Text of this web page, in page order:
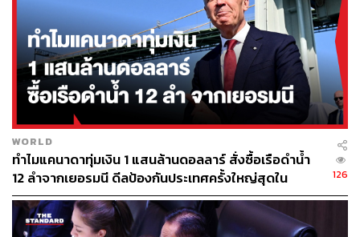
ABOUT THE AUTHOR
THE STANDARD TEAM
กองบรรณาธิการ THE STANDARD
WORLD
ทำไมแคนาดาทุ่มเงิน 1 แสนล้านดอลลาร์ สั่งซื้อเรือดำน้ำ
12 ลำจากเยอรมนี ดีลป้องกันประเทศครั้งใหญ่สุดใน
ประวัติศาสตร์
126